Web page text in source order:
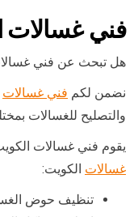
فني غسالات
هل تبحث عن فني
نضمن لكم فني غسالات
والتصليح للغسالات
يقوم فني غسالات
غسالات الكويت:
تنظيف حوض